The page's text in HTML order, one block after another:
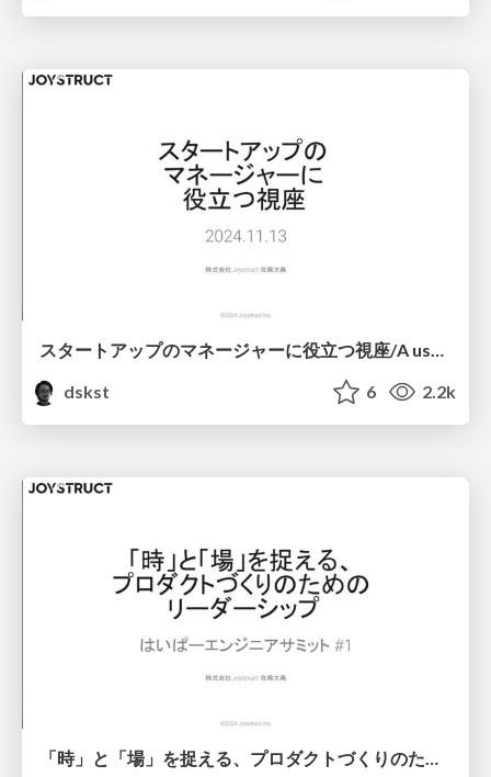
スタートアップのマネージャーに役立つ視座/A useful perspective for startup managers
dskst
6 2.2k
「時」と「場」を捉える、プロダクトづくりのためのリーダーシップ/Leadership for product creation that captures time and place